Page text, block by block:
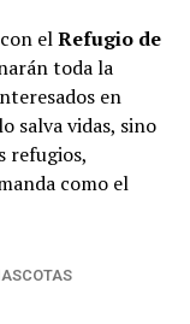
elRefugio de
toda la
en
salva vidas, sino
refugios,
como el